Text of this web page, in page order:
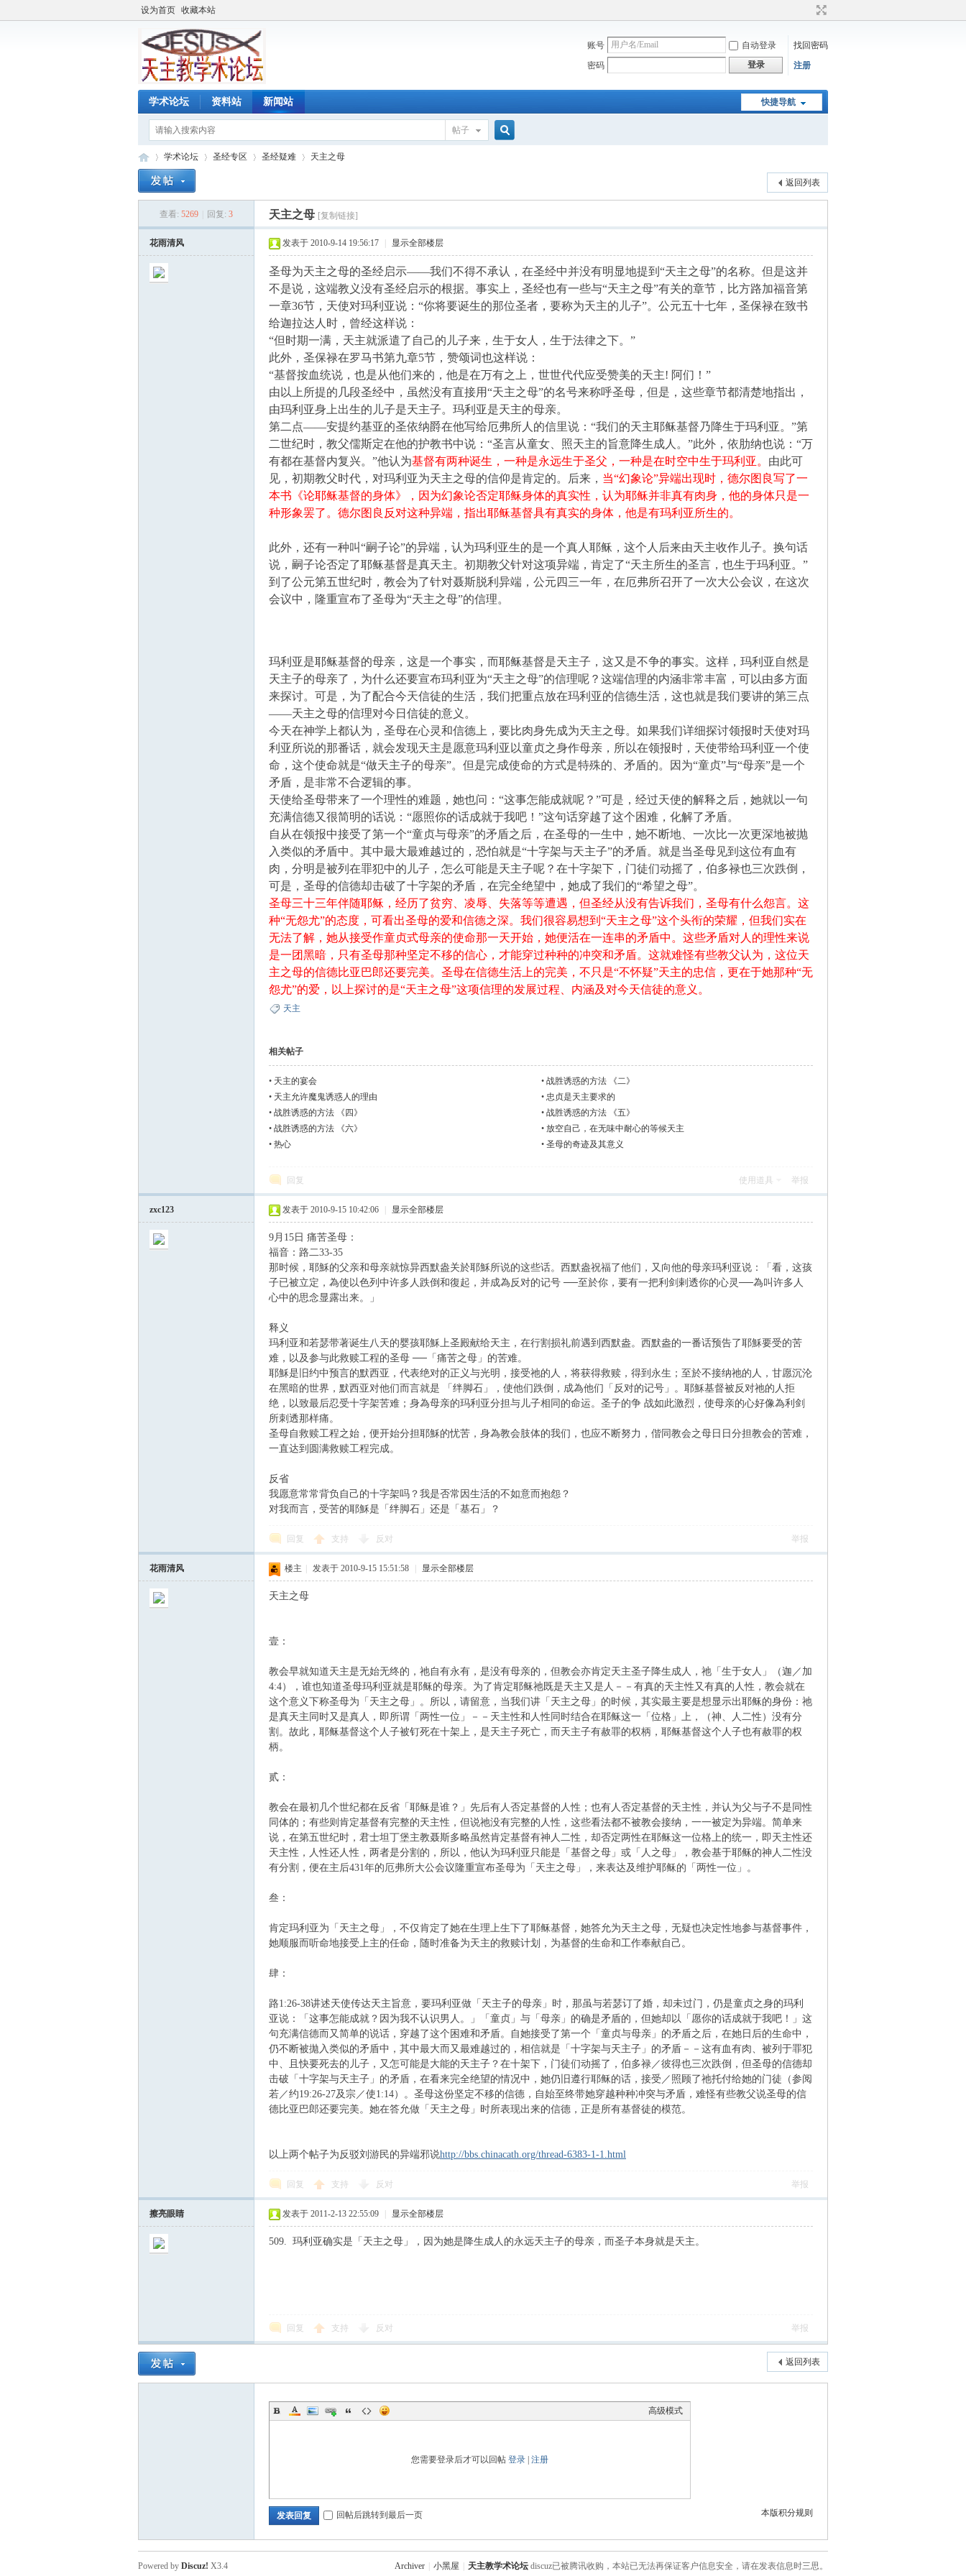
设为首页 收藏本站
账号 自动登录
找回密码
密码
登录 注册
快捷导航
学术论坛 资料站 新闻站
帖子
学术论坛 圣经专区 圣经疑难
›
天主之母
返回列表
查看: 5269 回复: 3 天主之母 [复制链接]
花雨清风 发表于 2010-9-14 19:56:17 显示全部楼层
圣母为天主之母的圣经启示——我们不得不承认，在圣经中并没有明显地提到“天主之母”的名称。但是这并
不是说，这端教义没有圣经启示的根据。事实上，圣经也有一些与“天主之母”有关的章节，比方路加福音第
一章36节，天使对玛利亚说：“你将要诞生的那位圣者，要称为天主的儿子”。公元五十七年，圣保禄在致书
给迦拉达人时，曾经这样说：
“但时期一满，天主就派遣了自己的儿子来，生于女人，生于法律之下。”
此外，圣保禄在罗马书第九章5节，赞颂词也这样说：
“基督按血统说，也是从他们来的，他是在万有之上，世世代代应受赞美的天主! 阿们！”
由以上所提的几段圣经中，虽然没有直接用“天主之母”的名号来称呼圣母，但是，这些章节都清楚地指出，
由玛利亚身上出生的儿子是天主子。玛利亚是天主的母亲。
第二点——安提约基亚的圣依纳爵在他写给厄弗所人的信里说：“我们的天主耶稣基督乃降生于玛利亚。”第
二世纪时，教父儒斯定在他的护教书中说：“圣言从童女、照天主的旨意降生成人。”此外，依肋纳也说：“万
有都在基督内复兴。”他认为基督有两种诞生，一种是永远生于圣父，一种是在时空中生于玛利亚。 由此可
见，初期教父时代，对玛利亚为天主之母的信仰是肯定的。
后来， 当“幻象论”异端出现时，德尔图良写了一
本书《论耶稣基督的身体》，因为幻象论否定耶稣身体的真实性，认为耶稣并非真有肉身，他的身体只是一
种形象罢了。德尔图良反对这种异端，指出耶稣基督具有真实的身体，他是有玛利亚所生的。
此外，还有一种叫“嗣子论”的异端，认为玛利亚生的是一个真人耶稣，这个人后来由天主收作儿子。换句话
说，嗣子论否定了耶稣基督是真天主。初期教父针对这项异端，肯定了“天主所生的圣言，也生于玛利亚。”
到了公元第五世纪时，教会为了针对聂斯脱利异端，公元四三一年，在厄弗所召开了一次大公会议，在这次
会议中，隆重宣布了圣母为“天主之母”的信理。
玛利亚是耶稣基督的母亲，这是一个事实，而耶稣基督是天主子，这又是不争的事实。这样，玛利亚自然是
天主子的母亲了，为什么还要宣布玛利亚为“天主之母”的信理呢？这端信理的内涵非常丰富，可以由多方面
来探讨。可是，为了配合今天信徒的生活，我们把重点放在玛利亚的信德生活，这也就是我们要讲的第三点
——天主之母的信理对今日信徒的意义。
今天在神学上都认为，圣母在心灵和信德上，要比肉身先成为天主之母。如果我们详细探讨领报时天使对玛
利亚所说的那番话，就会发现天主是愿意玛利亚以童贞之身作母亲，所以在领报时，天使带给玛利亚一个使
命，这个使命就是“做天主子的母亲”。但是完成使命的方式是特殊的、矛盾的。因为“童贞”与“母亲”是一个
矛盾，是非常不合逻辑的事。
天使给圣母带来了一个理性的难题，她也问：“这事怎能成就呢？”可是，经过天使的解释之后，她就以一句
充满信德又很简明的话说：“愿照你的话成就于我吧！”这句话穿越了这个困难，化解了矛盾。
自从在领报中接受了第一个“童贞与母亲”的矛盾之后，在圣母的一生中，她不断地、一次比一次更深地被抛
入类似的矛盾中。其中最大最难越过的，恐怕就是“十字架与天主子”的矛盾。就是当圣母见到这位有血有
肉，分明是被列在罪犯中的儿子，怎么可能是天主子呢？在十字架下，门徒们动摇了，伯多禄也三次跌倒，
可是，圣母的信德却击破了十字架的矛盾，在完全绝望中，她成了我们的“希望之母”。
圣母三十三年伴随耶稣，经历了贫穷、凌辱、失落等等遭遇，但圣经从没有告诉我们，圣母有什么怨言。这
种“无怨尤”的态度，可看出圣母的爱和信德之深。我们很容易想到“天主之母”这个头衔的荣耀，但我们实在
无法了解，她从接受作童贞式母亲的使命那一天开始，她便活在一连串的矛盾中。这些矛盾对人的理性来说
是一团黑暗，只有圣母那种坚定不移的信心，才能穿过种种的冲突和矛盾。这就难怪有些教父认为，这位天
主之母的信德比亚巴郎还要完美。圣母在信德生活上的完美，不只是“不怀疑”天主的忠信，更在于她那种“无
怨尤”的爱，以上探讨的是“天主之母”这项信理的发展过程、内涵及对今天信徒的意义。
天主
相关帖子
• 天主的宴会 • 战胜诱惑的方法 《二》
• 天主允许魔鬼诱惑人的理由 • 忠贞是天主要求的
• 战胜诱惑的方法 《四》 • 战胜诱惑的方法 《五》
• 战胜诱惑的方法 《六》 • 放空自己，在无味中耐心的等候天主
• 热心 • 圣母的奇迹及其意义
回复 使用道具 举报
zxc123 发表于 2010-9-15 10:42:06 显示全部楼层
9月15日 痛苦圣母：
福音：路二33-35
那时候，耶穌的父亲和母亲就惊异西默盎关於耶穌所说的这些话。西默盎祝福了他们，又向他的母亲玛利亚说：「看，这孩
子已被立定，為使以色列中许多人跌倒和復起，并成為反对的记号 ──至於你，要有一把利剑剌透你的心灵──為叫许多人
心中的思念显露出来。」
释义
玛利亚和若瑟带著诞生八天的婴孩耶穌上圣殿献给天主，在行割损礼前遇到西默盎。西默盎的一番话预告了耶穌要受的苦
难，以及参与此救赎工程的圣母 ──「痛苦之母」的苦难。
耶穌是旧约中预言的默西亚，代表绝对的正义与光明，接受祂的人，将获得救赎，得到永生；至於不接纳祂的人，甘愿沉沦
在黑暗的世界，默西亚对他们而言就是 「绊脚石」，使他们跌倒，成為他们「反对的记号」。耶穌基督被反对祂的人拒
绝，以致最后忍受十字架苦难；身為母亲的玛利亚分担与儿子相同的命运。圣子的争 战如此激烈，使母亲的心好像為利剑
所刺透那样痛。
圣母自救赎工程之始，便开始分担耶穌的忧苦，身為教会肢体的我们，也应不断努力，偕同教会之母日日分担教会的苦难，
一直达到圆满救赎工程完成。
反省
我愿意常常背负自己的十字架吗？我是否常因生活的不如意而抱怨？
对我而言，受苦的耶穌是「绊脚石」还是「基石」？
回复 支持 反对 举报
花雨清风 楼主 发表于 2010-9-15 15:51:58 显示全部楼层
天主之母
壹：
教会早就知道天主是无始无终的，祂自有永有，是没有母亲的，但教会亦肯定天主圣子降生成人，祂「生于女人」（迦／加
4:4），谁也知道圣母玛利亚就是耶稣的母亲。为了肯定耶稣祂既是天主又是人－－有真的天主性又有真的人性，教会就在
这个意义下称圣母为「天主之母」。所以，请留意，当我们讲「天主之母」的时候，其实最主要是想显示出耶稣的身份：祂
是真天主同时又是真人，即所谓「两性一位」－－天主性和人性同时结合在耶稣这一「位格」上，（神、人二性）没有分
割。故此，耶稣基督这个人子被钉死在十架上，是天主子死亡，而天主子有赦罪的权柄，耶稣基督这个人子也有赦罪的权
柄。
贰：
教会在最初几个世纪都在反省「耶稣是谁？」先后有人否定基督的人性；也有人否定基督的天主性，并认为父与子不是同性
同体的；有些则肯定基督有完整的天主性，但说祂没有完整的人性，这些看法都不被教会接纳，一一被定为异端。简单来
说，在第五世纪时，君士坦丁堡主教聂斯多略虽然肯定基督有神人二性，却否定两性在耶稣这一位格上的统一，即天主性还
天主性，人性还人性，两者是分割的，所以，他认为玛利亚只能是「基督之母」或「人之母」，教会基于耶稣的神人二性没
有分割，便在主后431年的厄弗所大公会议隆重宣布圣母为「天主之母」，来表达及维护耶稣的「两性一位」。
叁：
肯定玛利亚为「天主之母」，不仅肯定了她在生理上生下了耶稣基督，她答允为天主之母，无疑也决定性地参与基督事件，
她顺服而听命地接受上主的任命，随时准备为天主的救赎计划，为基督的生命和工作奉献自己。
肆：
路1:26-38讲述天使传达天主旨意，要玛利亚做「天主子的母亲」时，那虽与若瑟订了婚，却未过门，仍是童贞之身的玛利
亚说：「这事怎能成就？因为我不认识男人。」「童贞」与「母亲」的确是矛盾的，但她却以「愿你的话成就于我吧！」这
句充满信德而又简单的说话，穿越了这个困难和矛盾。自她接受了第一个「童贞与母亲」的矛盾之后，在她日后的生命中，
仍不断被拋入类似的矛盾中，其中最大而又最难越过的，相信就是「十字架与天主子」的矛盾－－这有血有肉、被列于罪犯
中、且快要死去的儿子，又怎可能是大能的天主子？在十架下，门徒们动摇了，伯多禄／彼得也三次跌倒，但圣母的信德却
击破「十字架与天主子」的矛盾，在看来完全绝望的情况中，她仍旧遵行耶稣的话，接受／照顾了祂托付给她的门徒（参阅
若／约19:26-27及宗／使1:14）。圣母这份坚定不移的信德，自始至终带她穿越种种冲突与矛盾，难怪有些教父说圣母的信
德比亚巴郎还要完美。她在答允做「天主之母」时所表现出来的信德，正是所有基督徒的模范。
以上两个帖子为反驳刘游民的异端邪说http://bbs.chinacath.org/thread-6383-1-1.html
回复 支持 反对 举报
擦亮眼睛 发表于 2011-2-13 22:55:09 显示全部楼层
509. 玛利亚确实是「天主之母」，因为她是降生成人的永远天主子的母亲，而圣子本身就是天主。
回复 支持 反对 举报
返回列表
高级模式
您需要登录后才可以回帖 登录 注册
本版积分规则
发表回复 回帖后跳转到最后一页
Archiver 小黑屋 天主教学术论坛 discuz已被腾讯收购，本站已无法再保证客户信息安全，请在发表信息时三思。
Powered by Discuz! X3.4